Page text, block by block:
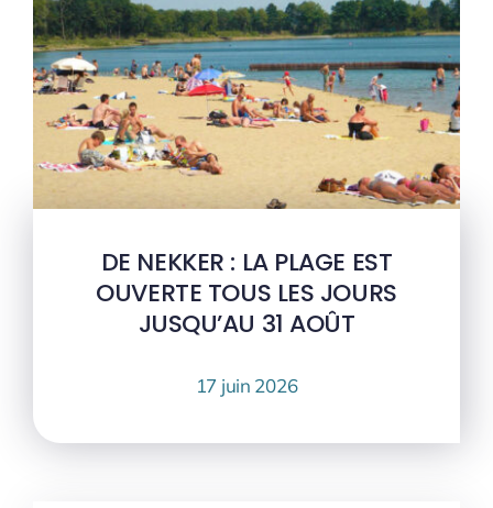
DE NEKKER : LA PLAGE EST
OUVERTE TOUS LES JOURS
JUSQU’AU 31 AOÛT
17 juin 2026